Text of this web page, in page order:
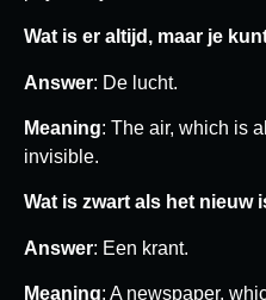
Wat is er altijd, maar je
Answer: De lucht.
Meaning: The air, which is
invisible.
Wat is zwart als het nieuw
Answer: Een krant.
Meaning: A newspaper,